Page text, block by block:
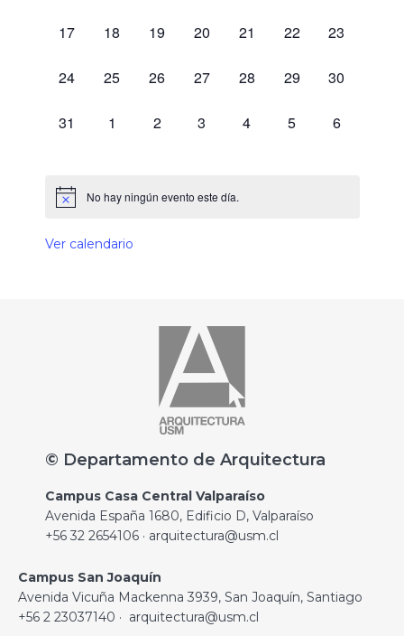
0 eventos,
17 0 eventos,
18 0 eventos,
19 0 eventos,
20 0 eventos,
21 0 eventos,
22 0 eventos,
23
0 eventos,
24 0 eventos,
25 0 eventos,
26 0 eventos,
27 0 eventos,
28 0 eventos,
29 0 eventos,
30
0 eventos,
31 0 eventos,
1 0 eventos,
2 0 eventos,
3 0 eventos,
4 0 eventos,
5 0 eventos,
6
No hay ningún evento este día.
Ver calendario
© Departamento de Arquitectura
Campus Casa Central Valparaíso
Avenida España 1680, Edificio D, Valparaíso
+56 32 2654106 · arquitectura@usm.cl
Campus San Joaquín
Avenida Vicuña Mackenna 3939, San Joaquín, Santiago
+56 2 23037140 · arquitectura@usm.cl